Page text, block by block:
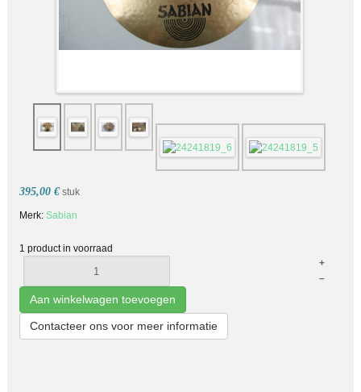
395,00 € stuk
Merk: Sabian
1 product in voorraad
+
–
Aan winkelwagen toevoegen
Contacteer ons voor meer informatie